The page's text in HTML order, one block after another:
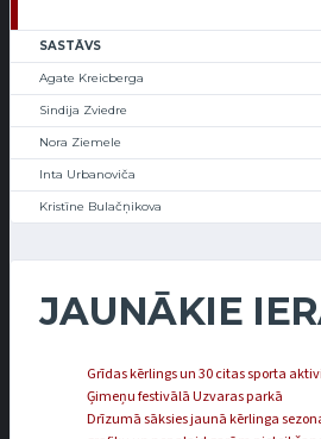
SASTĀVS
Agate Kreicberga
Sindija Zviedre
Nora Ziemele
Inta Urbanoviča
Kristīne Bulačņikova
JAUNĀKIE
Grīdas kērlings un 30 citas sporta
Ģimeņu festivālā Uzvaras parkā
Drīzumā sāksies jaunā kērlinga